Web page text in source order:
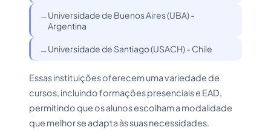
Universidade de Buenos Aires (UBA) -
Argentina
Universidade de Santiago (USACH) - Chile
Essas instituições oferecem uma variedade de
cursos, incluindo formações presenciais e EAD,
permitindo que os alunos escolham a modalidade
que melhor se adapta às suas necessidades.